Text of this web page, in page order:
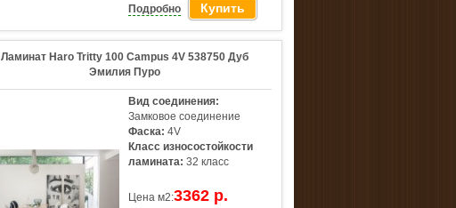
Подробно Купить
Ламинат Haro Tritty 100 Campus 4V 538750 Дуб
Эмилия Пуро
Вид соединения:
Замковое соединение
Фаска: 4V
Класс износостойкости
ламината: 32 класс
Цена м2:3362 р.